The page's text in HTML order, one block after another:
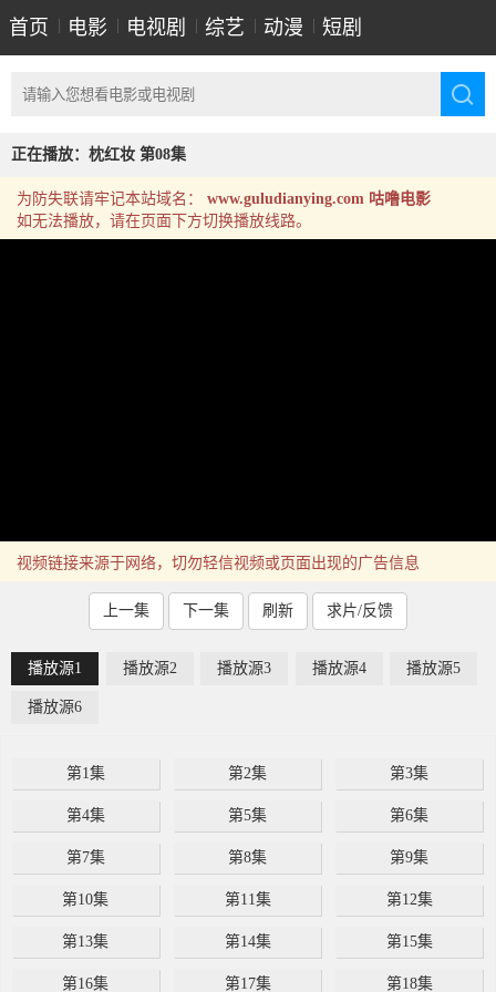
首页 电影 电视剧 综艺 动漫 短剧
正在播放：枕红妆 第08集
为防失联请牢记本站域名： www.guludianying.com 咕噜电影
如无法播放，请在页面下方切换播放线路。
视频链接来源于网络，切勿轻信视频或页面出现的广告信息
上一集 下一集 刷新 求片/反馈
播放源1 播放源2 播放源3 播放源4 播放源5
播放源6
第1集 第2集 第3集
第4集 第5集 第6集
第7集 第8集 第9集
第10集 第11集 第12集
第13集 第14集 第15集
第16集 第17集 第18集